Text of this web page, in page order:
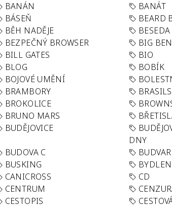
BANÁN
BANÁT
BÁSEŇ
BEARD
BĚH NADĚJE
BESEDA
BEZPEČNÝ BROWSER
BIG BEN
BILL GATES
BIO
BLOG
BOBÍK
BOJOVÉ UMĚNÍ
BRAMBORY
BROKOLICE
BRUNO MARS
BUDĚJOVICE
DNY
BUDOVA C
BUDVAR
BUSKING
CANICROSS
CD
CENTRUM
CESTOPIS